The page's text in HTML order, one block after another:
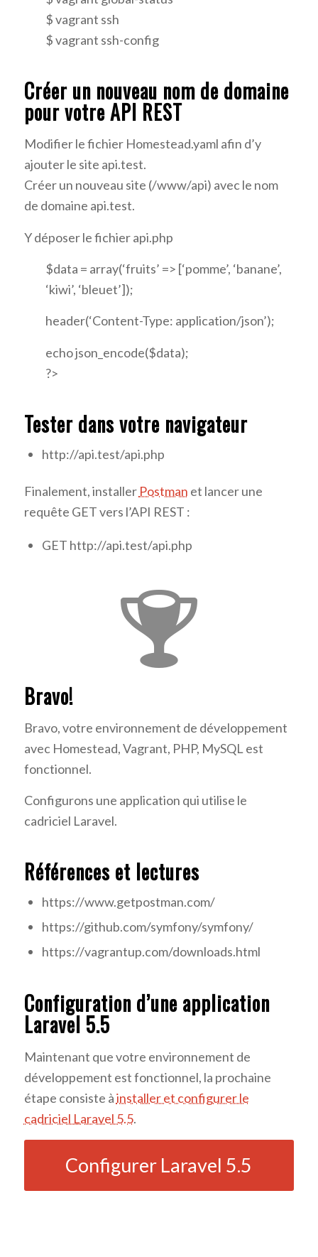
$ vagrant ssh
$ vagrant ssh-config
Créer un nouveau nom de domaine
pour votre API REST
Modifier le fichier Homestead.yaml afin d’y
ajouter le site api.test.
Créer un nouveau site (/www/api) avec le nom
de domaine api.test.
Y déposer le fichier api.php
$data = array(‘fruits’ => [‘pomme’, ‘banane’,
‘kiwi’, ‘bleuet’]);
header(‘Content-Type: application/json’);
echo json_encode($data);
?>
Tester dans votre navigateur
http://api.test/api.php
Finalement, installer Postman et lancer une
requête GET vers l’API REST :
GET http://api.test/api.php
Bravo!
Bravo, votre environnement de développement
avec Homestead, Vagrant, PHP, MySQL est
fonctionnel.
Configurons une application qui utilise le
cadriciel Laravel.
Références et lectures
https://www.getpostman.com/
https://github.com/symfony/symfony/
https://vagrantup.com/downloads.html
Configuration d’une application
Laravel 5.5
Maintenant que votre environnement de
développement est fonctionnel, la prochaine
étape consiste àinstaller et configurer le
cadriciel Laravel 5.5.
Configurer Laravel 5.5